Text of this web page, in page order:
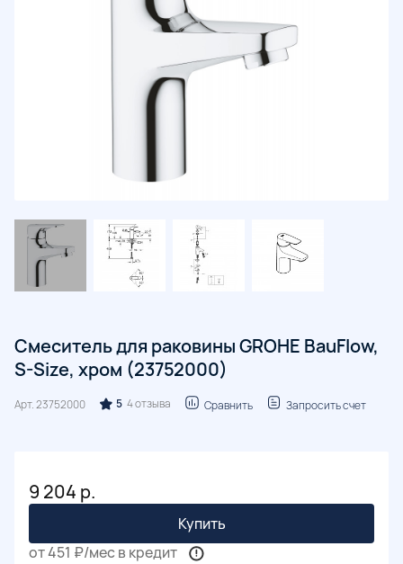
Смеситель для раковины GROHE BauFlow,
S-Size, хром (23752000)
Арт.23752000 5 4 отзыва Сравнить Запросить счет
9 204 р.
Купить
от 451 ₽/мес в кредит